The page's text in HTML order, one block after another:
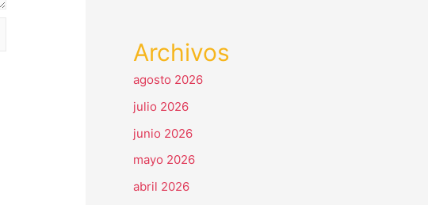
Archivos
agosto 2026
julio 2026
junio 2026
mayo 2026
abril 2026